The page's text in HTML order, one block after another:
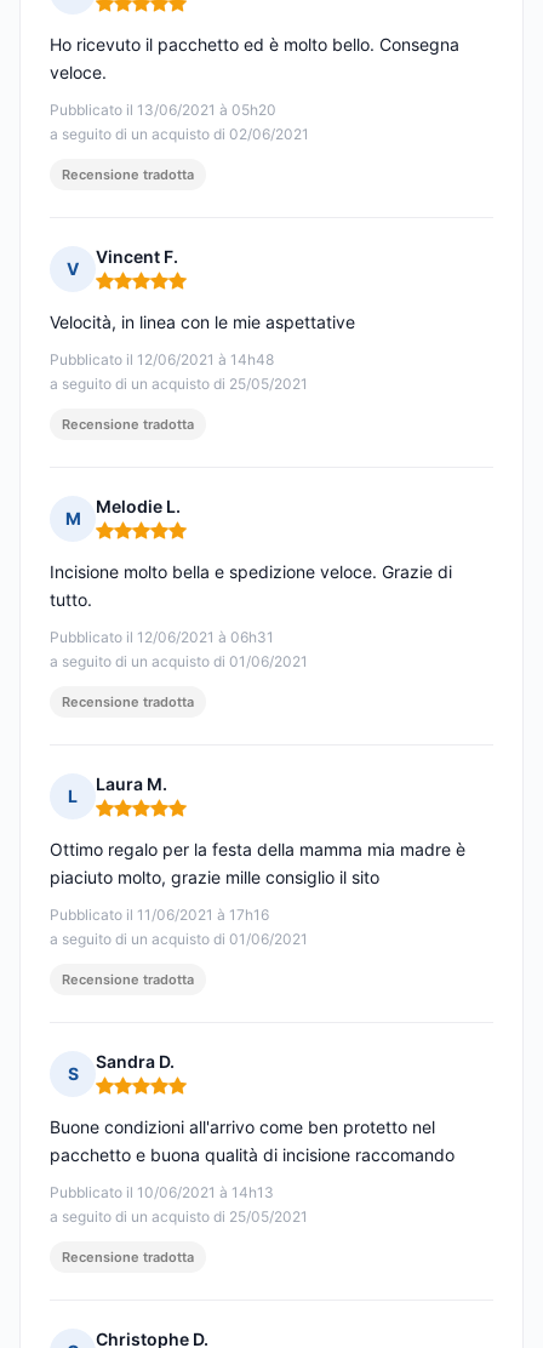
Nota: 5 su 5
Pubblicato il 13/06/2021 à 05h20
a seguito di un acquisto di 02/06/2021
Ho ricevuto il pacchetto ed è molto bello. Consegna
veloce.
Recensione tradotta
V
Vincent F.
Nota: 5 su 5
Pubblicato il 12/06/2021 à 14h48
a seguito di un acquisto di 25/05/2021
Velocità, in linea con le mie aspettative
Recensione tradotta
M
Melodie L.
Nota: 5 su 5
Pubblicato il 12/06/2021 à 06h31
a seguito di un acquisto di 01/06/2021
Incisione molto bella e spedizione veloce. Grazie di
tutto.
Recensione tradotta
L
Laura M.
Nota: 5 su 5
Pubblicato il 11/06/2021 à 17h16
a seguito di un acquisto di 01/06/2021
Ottimo regalo per la festa della mamma mia madre è
piaciuto molto, grazie mille consiglio il sito
Recensione tradotta
S
Sandra D.
Nota: 5 su 5
Pubblicato il 10/06/2021 à 14h13
a seguito di un acquisto di 25/05/2021
Buone condizioni all'arrivo come ben protetto nel
pacchetto e buona qualità di incisione raccomando
Recensione tradotta
Christophe D.